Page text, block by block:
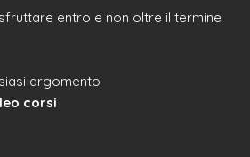
entro e non oltre il termine
argomento
corsi